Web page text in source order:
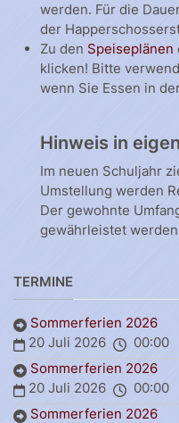
werden. Für die
der
Zu den Speiseplänen
klicken! Bitte
wenn Sie Essen in
Hinweis in
Im neuen Schuljahr
Umstellung werden
Der gewohnte
gewährleistet
TERMINE
Sommerferien 2026
20 Juli 2026
00:00
Sommerferien 2026
20 Juli 2026
00:00
Sommerferien 2026